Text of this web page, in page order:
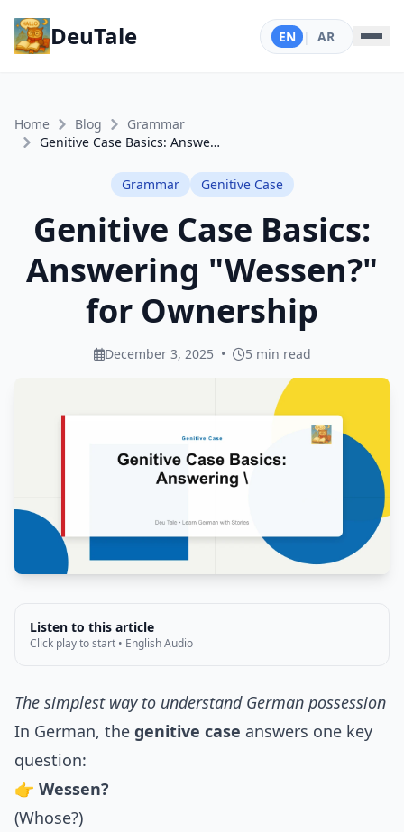
DeuTale EN | AR
Home Blog
Grammar
Genitive Case Basics: Answering "Wessen?" for Ownership
Grammar Genitive Case
Genitive Case Basics:
Answering "Wessen?"
for Ownership
December 3, 2025 • 5 min read
Listen to this article
Click play to start • English Audio
The simplest way to understand German possession
In German, the genitive case answers one key
question:
👉 Wessen?
(Whose?)